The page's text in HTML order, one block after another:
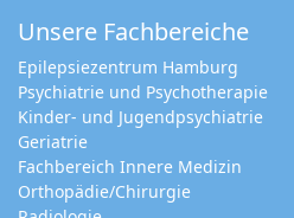
Unsere Fachbereiche
Epilepsiezentrum Hamburg
Psychiatrie und Psychotherapie
Kinder- und Jugendpsychiatrie
Geriatrie
Fachbereich Innere Medizin
Orthopädie/Chirurgie